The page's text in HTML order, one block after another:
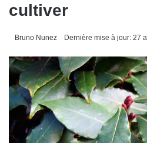
cultiver
Bruno Nunez Dernière mise à jour: 27